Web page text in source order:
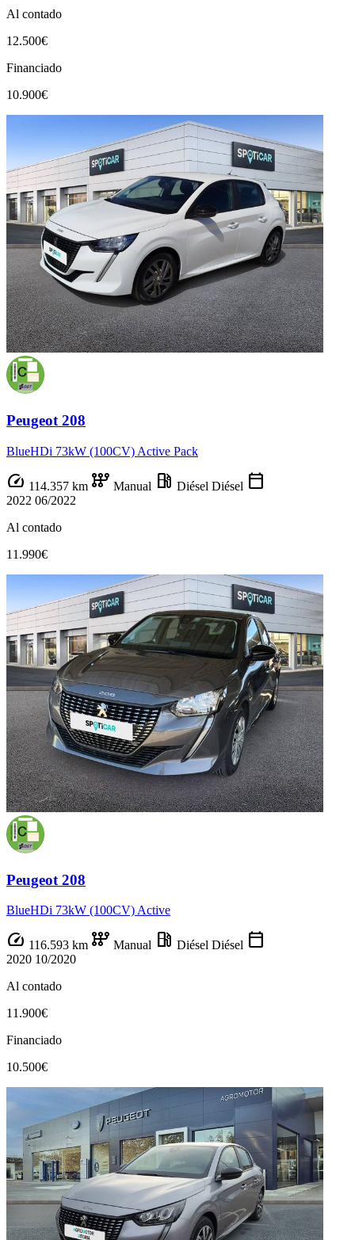
Al contado
12.500€
Financiado
10.900€
Peugeot 208
BlueHDi 73kW (100CV) Active Pack
speed 114.357 km auto_transmission Manual local_gas_station Diésel Diésel calendar_today
2022 06/2022
Al contado
11.990€
Peugeot 208
BlueHDi 73kW (100CV) Active
speed 116.593 km auto_transmission Manual local_gas_station Diésel Diésel calendar_today
2020 10/2020
Al contado
11.900€
Financiado
10.500€